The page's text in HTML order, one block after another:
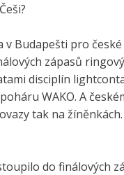
v Budapešti pro
zápasů
disciplín
WAKO. A
tak na žíněnkách.
do finálových